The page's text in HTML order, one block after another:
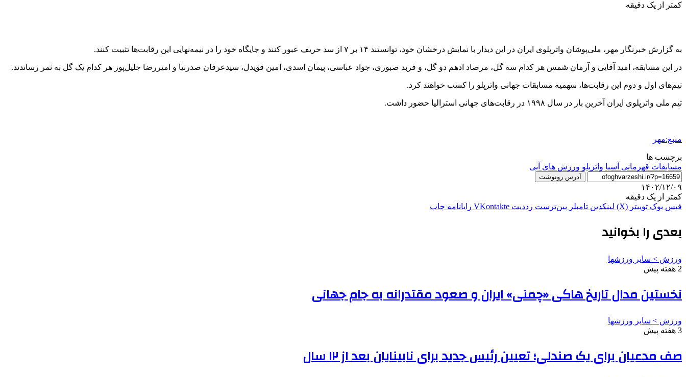
کمتر از یک دقیقه
به گزارش خبرنگار مهر، ملی‌پوشان واترپلوی ایران در این دیدار با نمایش درخشان خود، توانستند ۱۴ بر ۷ از سد حریف عبور کنند و جایگاه خود را در نیمه‌نهایی این رقابت‌ها تثبیت کنند.
در این مسابقه، امید آقایی و آرمان شمس هر کدام سه گل، مرصاد ادهم دو گل، و فربد صبوری، ‌جواد عباسی، پیمان اسدی، امین قویدل، سیدعرفان صدرنیا و امیررضا جلیل‌پور هر کدام یک گل به ثمر رساندند.
تیم‌های اول و دوم این رقابت‌ها، سهمیه مسابقات جهانی واترپلو را کسب خواهند کرد.
تیم ملی واترپلوی ایران آخرین بار در سال ۱۹۹۸ در رقابت‌های جهانی استرالیا حضور داشت.
منبع:مهر
برچسب ها
مسابقات قهرمانی آسیا واترپلو ورزش های آبی
آدرس رونوشت
۱۴۰۲/۱۲/۰۹
کمتر از یک دقیقه
فیس بوک توییتر (X) لینکدین ‫تامبلر ‫پین‌ترست ‫رددیت ‫VKontakte رایانامه چاپ
بعدی را بخوانید
ورزش > سایر ورزشها
2 هفته پیش
نخستین مدال تاریخ هاکی «چمنی» ایران و صعود مقتدرانه به جام جهانی
ورزش > سایر ورزشها
3 هفته پیش
صف مدعیان برای یک صندلی؛ تعیین رئیس جدید برای نابینایان بعد از ۱۲ سال